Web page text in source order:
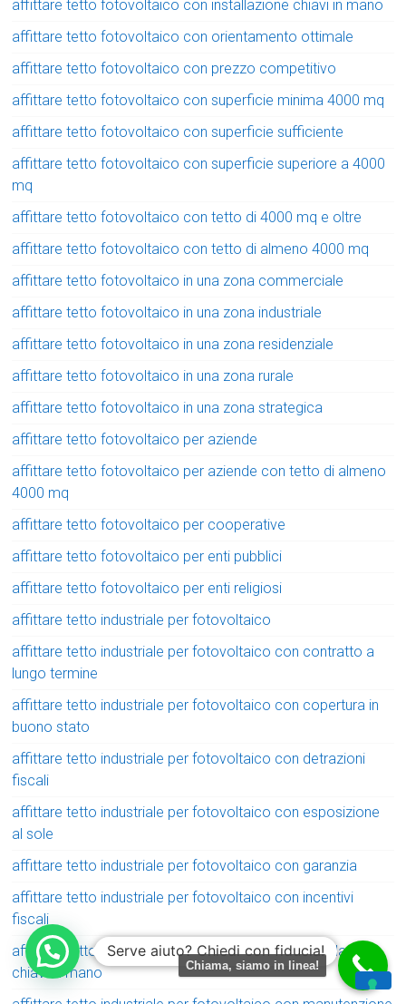
affittare tetto fotovoltaico con installazione chiavi in mano
affittare tetto fotovoltaico con orientamento ottimale
affittare tetto fotovoltaico con prezzo competitivo
affittare tetto fotovoltaico con superficie minima 4000 mq
affittare tetto fotovoltaico con superficie sufficiente
affittare tetto fotovoltaico con superficie superiore a 4000
mq
affittare tetto fotovoltaico con tetto di 4000 mq e oltre
affittare tetto fotovoltaico con tetto di almeno 4000 mq
affittare tetto fotovoltaico in una zona commerciale
affittare tetto fotovoltaico in una zona industriale
affittare tetto fotovoltaico in una zona residenziale
affittare tetto fotovoltaico in una zona rurale
affittare tetto fotovoltaico in una zona strategica
affittare tetto fotovoltaico per aziende
affittare tetto fotovoltaico per aziende con tetto di almeno
4000 mq
affittare tetto fotovoltaico per cooperative
affittare tetto fotovoltaico per enti pubblici
affittare tetto fotovoltaico per enti religiosi
affittare tetto industriale per fotovoltaico
affittare tetto industriale per fotovoltaico con contratto a
lungo termine
affittare tetto industriale per fotovoltaico con copertura in
buono stato
affittare tetto industriale per fotovoltaico con detrazioni
fiscali
affittare tetto industriale per fotovoltaico con esposizione
al sole
affittare tetto industriale per fotovoltaico con garanzia
affittare tetto industriale per fotovoltaico con incentivi
fiscali
affittare tetto industriale per fotovoltaico con installazione
chiavi in mano
Serve aiuto? Chiedi con fiducia!
Chiama, siamo in linea!